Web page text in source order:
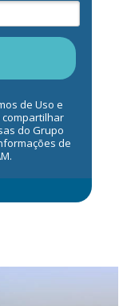
de Uso e
compartilhar
do Grupo
de